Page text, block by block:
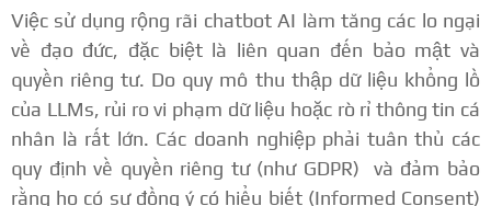
Việc sử dụng rộng rãi chatbot AI làm tăng các lo ngại
về đạo đức, đặc biệt là liên quan đến bảo mật và
quyền riêng tư. Do quy mô thu thập dữ liệu khổng lồ
của LLMs, rủi ro vi phạm dữ liệu hoặc rò rỉ thông tin cá
nhân là rất lớn. Các doanh nghiệp phải tuân thủ các
quy định về quyền riêng tư (như GDPR)
và đảm bảo
rằng họ có sự đồng ý có hiểu biết (Informed Consent)